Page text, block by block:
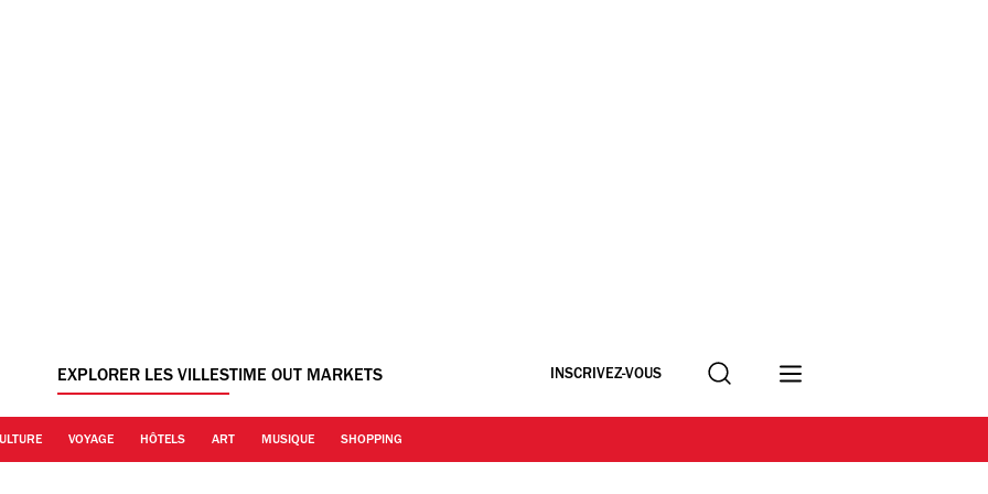
EXPLORER LES VILLESTIME OUT MARKETS INSCRIVEZ-VOUS Recherche
VOYAGE HÔTELS ART MUSIQUE SHOPPING